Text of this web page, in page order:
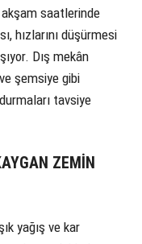
saatlerinde
hızlarını düşürmesi
Dış mekân
şemsiye gibi
tavsiye
ZEMİN
yağış ve kar